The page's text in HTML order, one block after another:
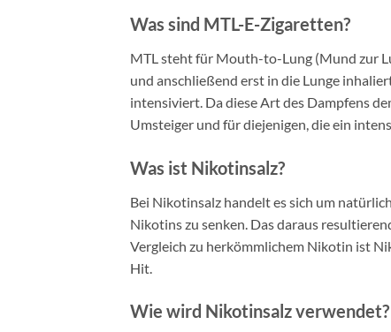
Was sind MTL-E-Zigaretten?
MTL steht für Mouth-to-Lung (Mund zur
und anschließend erst in die Lunge
intensiviert. Da diese Art des Dampfens
Umsteiger und für diejenigen, die ein
Was ist Nikotinsalz?
Bei Nikotinsalz handelt es sich um
Nikotins zu senken. Das daraus
Vergleich zu herkömmlichem Nikotin ist
Hit.
Wie wird Nikotinsalz verwendet?